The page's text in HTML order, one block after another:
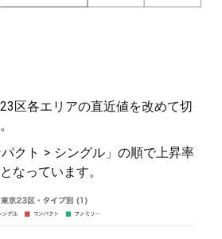
区各エリアの直近値を改めて切
パクト > シングル」の順で上昇率
なっています。